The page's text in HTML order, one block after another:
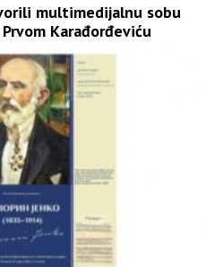
multimedijalnu sobu
Karađorđeviću